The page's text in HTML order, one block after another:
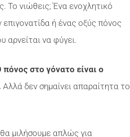
Το νιώθεις; Ένα ενοχλητικό
ή ένας οξύς πόνος
αρνείται να φύγει.
πόνος στο γόνατο είναι ο
Αλλά δεν σημαίνει απαραίτητα το
μιλήσουμε απλώς για